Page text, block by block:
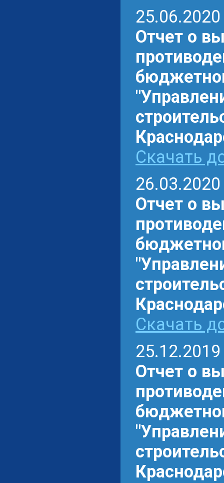
25.06.2020
Отчет о
Скачать
26.03.2020
Отчет о
Скачать
25.12.2019
Отчет о